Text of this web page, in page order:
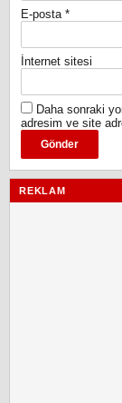
E-posta *
İnternet sitesi
Daha sonraki
adresim ve site
REKLAM